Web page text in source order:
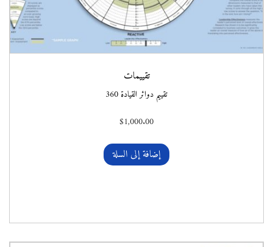
تقييمات
تقييم دوائر القيادة 360
$1,000.00
إضافة إلى السلة